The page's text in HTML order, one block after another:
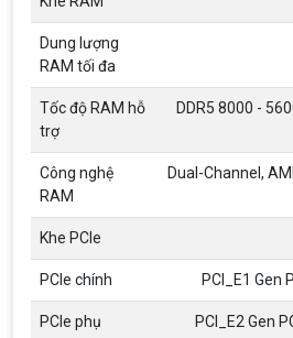
Dung lượng
RAM tối đa
Tốc độ RAM hỗ
trợ
DDR5 8000 -
Công nghệ
RAM
Dual-Channel,
Khe PCIe
PCIe chính PCI_E1 Gen
PCIe phụ PCI_E2 Gen
Top 18 tựa
với tuổi thơ của
Top 18 tựa game
thơ của game thủ
Hãng ASRock